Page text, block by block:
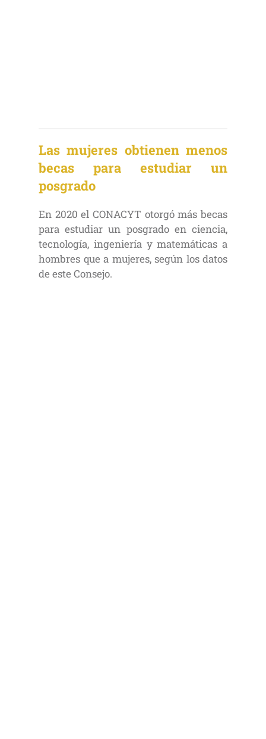
Las mujeres obtienen menos
becas para estudiar un
posgrado
En 2020 el CONACYT otorgó más becas
para estudiar un posgrado en ciencia,
tecnología, ingeniería y matemáticas a
hombres que a mujeres, según los datos
de este Consejo.